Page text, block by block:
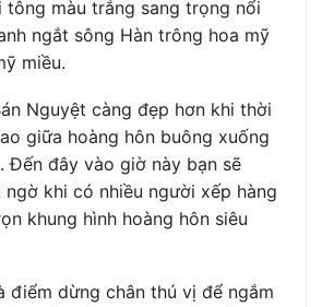
tông màu trắng sang trọng nổi
ngắt sông Hàn trông hoa mỹ
miều.
Nguyệt càng đẹp hơn khi thời
giữa hoàng hôn buông xuống
Đến đây vào giờ này bạn sẽ
khi có nhiều người xếp hàng
khung hình hoàng hôn siêu
điểm dừng chân thú vị để ngắm